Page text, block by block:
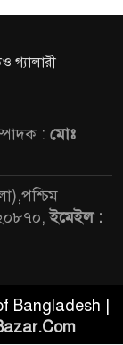
গ্যালারী
: মোঃ
ইমেইল :
Bangladesh |